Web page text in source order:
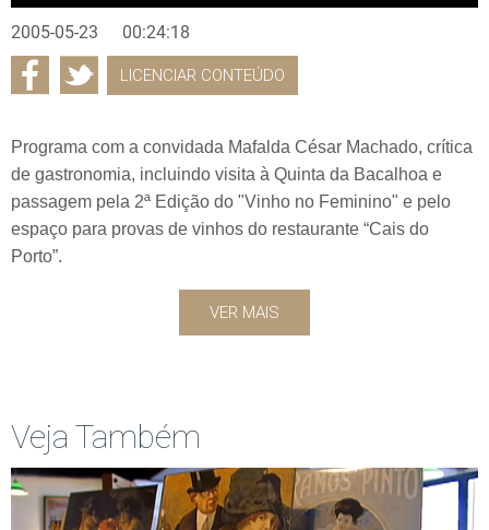
2005-05-23 00:24:18
LICENCIAR CONTEÚDO
Programa com a convidada Mafalda César Machado, crítica
de gastronomia, incluindo visita à Quinta da Bacalhoa e
passagem pela 2ª Edição do "Vinho no Feminino" e pelo
espaço para provas de vinhos do restaurante “Cais do
Porto”.
VER MAIS
Veja Também